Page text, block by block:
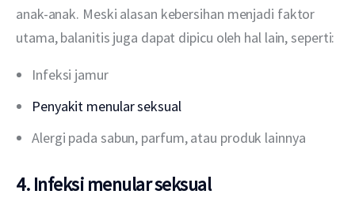
anak-anak. Meski alasan kebersihan menjadi faktor
utama, balanitis juga dapat dipicu oleh hal lain, seperti:
Infeksi jamur
Penyakit menular seksual
Alergi pada sabun, parfum, atau produk lainnya
4. Infeksi menular seksual